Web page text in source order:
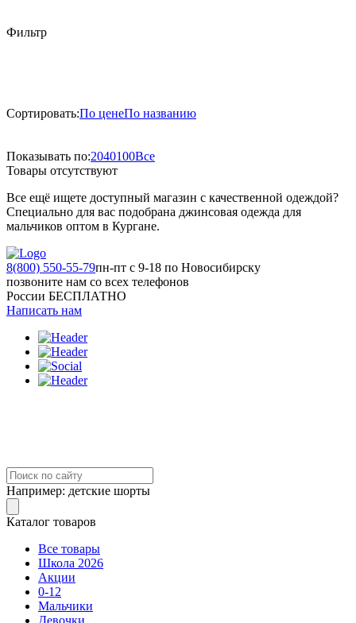
Фильтр
Сортировать:По ценеПо названию
Показывать по:2040100Все
Товары отсутствуют
Все ещё ищете доступный магазин с качественной одеждой?
Специально для вас подобрана джинсовая одежда для
мальчиков оптом в Кургане.
8(800) 550-55-79пн-пт с 9-18 по Новосибирску
позвоните нам со всех телефонов
России БЕСПЛАТНО
Написать нам
Например: детские шорты
Каталог товаров
Все товары
Школа 2026
Акции
0-12
Мальчики